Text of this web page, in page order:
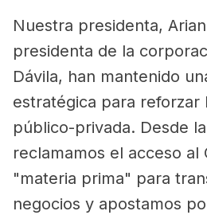
Nuestra presidenta,
presidenta de la
Dávila, han mantenido
estratégica para reforzar
público-privada. Desde
reclamamos el acceso al
"materia prima" para
negocios y apostamos